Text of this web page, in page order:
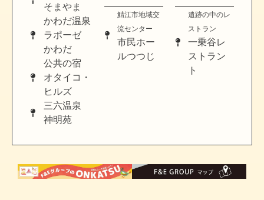
そまやま
かわだ温泉
ラポーゼ
かわだ
公共の宿
オタイコ・
ヒルズ
三六温泉
神明苑
鯖江市地域交
流センター
市民ホー
ルつつじ
遺跡の中のレ
ストラン
一乗谷レ
ストラン
ト